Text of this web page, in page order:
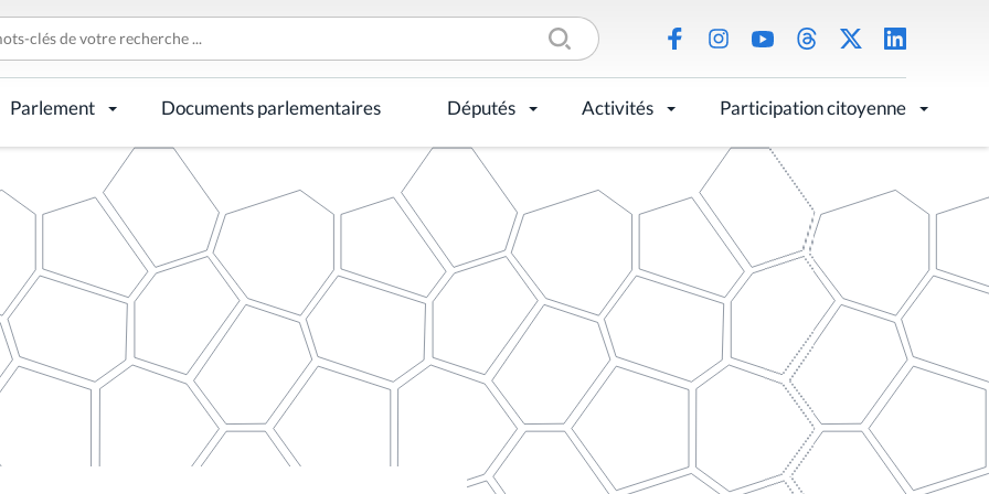
Parlement Documents parlementaires Députés Activités Participation citoyenne